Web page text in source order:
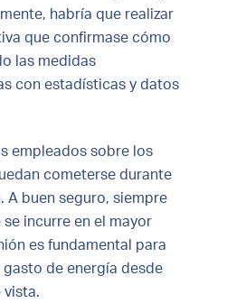
habría que realizar
que confirmase cómo
las medidas
con estadísticas y datos
empleados sobre los
cometerse durante
A buen seguro, siempre
incurre en el mayor
es fundamental para
gasto de energía desde
vista.